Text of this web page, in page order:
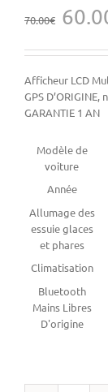
70.00€
Le
prix
était :
Afficheur LCD
GPS
GARANTIE 1 AN
Modèle de
voiture
Année
Allumage des
essuie glaces
et phares
Climatisation
Bluetooth
Mains Libres
D'origine